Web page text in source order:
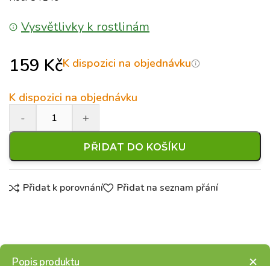
Vysvětlivky k rostlinám
159 KčK dispozici na objednávku
K dispozici na objednávku
PŘIDAT DO KOŠÍKU
Přidat k porovnání Přidat na seznam přání
Popis produktu